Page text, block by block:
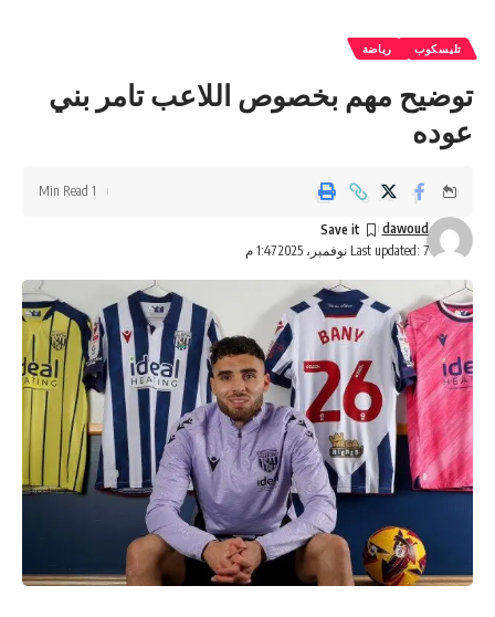
تليسكوب رياضة
توضيح مهم بخصوص اللاعب تامر بني
عوده
Last updated: 7 نوفمبر، 2025 1:47 م
dawoud
1 Min Read